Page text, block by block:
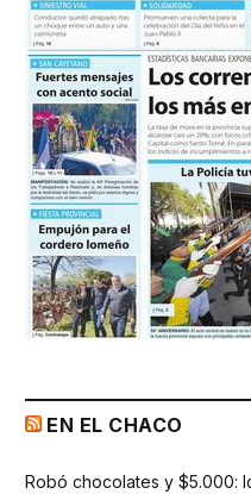
EN EL CHACO
Robó chocolates y $5.000: